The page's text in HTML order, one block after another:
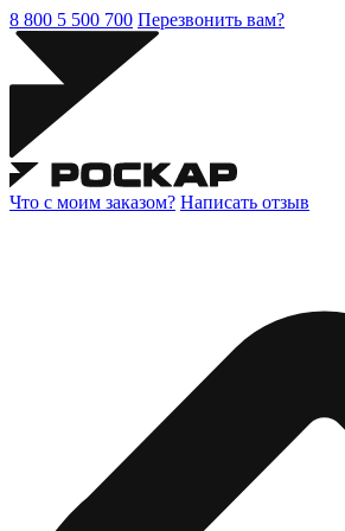
8 800 5 500 700 Перезвонить вам?
Что с моим заказом? Написать отзыв